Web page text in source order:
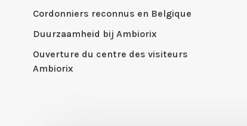
Cordonniers reconnus en Belgique
Duurzaamheid bij Ambiorix
Ouverture du centre des visiteurs
Ambiorix